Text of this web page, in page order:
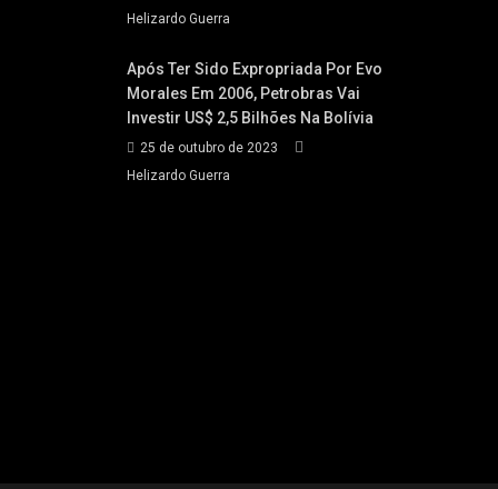
Helizardo Guerra
Após Ter Sido Expropriada Por Evo
Morales Em 2006, Petrobras Vai
Investir US$ 2,5 Bilhões Na Bolívia
25 de outubro de 2023
Helizardo Guerra